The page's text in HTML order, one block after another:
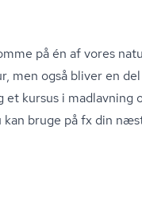
på én af vores
men også bliver en
kursus i madlavning
bruge på fx din